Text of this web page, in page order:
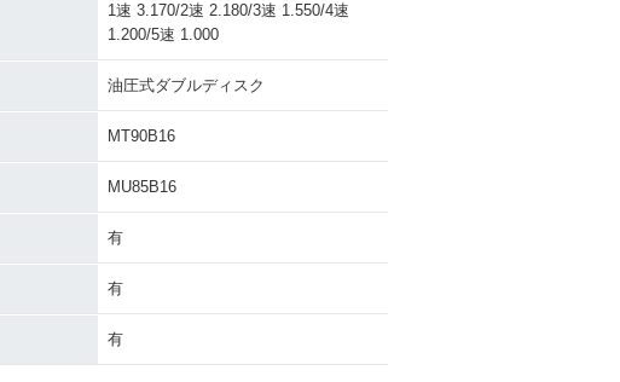
1速 3.170/2速 2.180/3速 1.550/4速
1.200/5速 1.000
油圧式ダブルディスク
MT90B16
MU85B16
有
有
有